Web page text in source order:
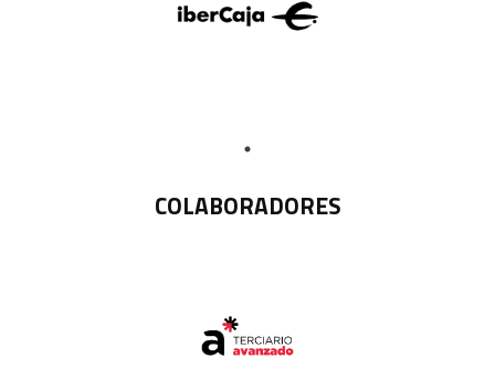
COLABORADORES